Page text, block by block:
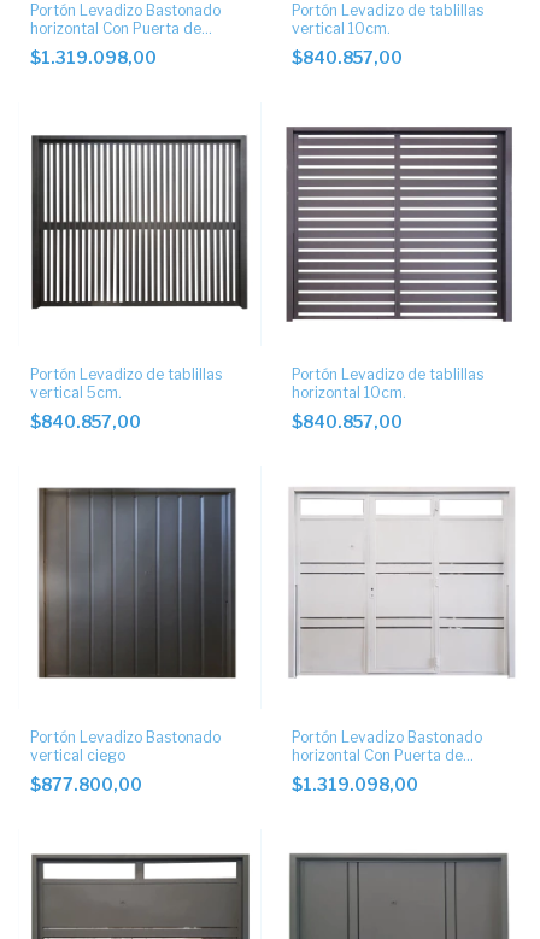
Portón Levadizo Bastonado
horizontal Con Puerta de
Escape lateral
$1.319.098,00
Portón Levadizo de tablillas
vertical 10cm.
$840.857,00
Portón Levadizo de tablillas
vertical 5cm.
$840.857,00
Portón Levadizo de tablillas
horizontal 10cm.
$840.857,00
Portón Levadizo Bastonado
vertical ciego
$877.800,00
Portón Levadizo Bastonado
horizontal Con Puerta de
Escape central y postigo
$1.319.098,00